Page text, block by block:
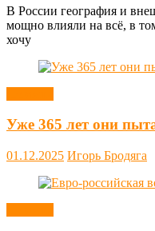
В России география и
мощно влияли на всё, в
хочу
Уже 365 лет они
01.12.2025 Игорь Бродяга